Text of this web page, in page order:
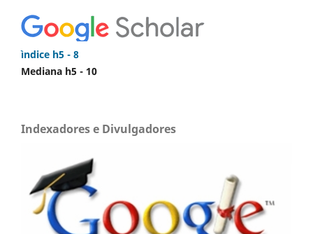
ìndice h5 - 8
Mediana h5 - 10
Indexadores e Divulgadores